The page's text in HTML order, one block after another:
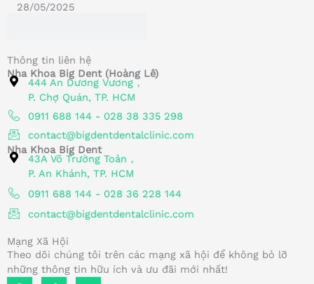
28/05/2025
Thông tin liên hệ
Nha Khoa Big Dent (Hoàng Lê)
444 An Dương Vương，
P. Chợ Quán, TP. HCM
0911 688 144 - 028 38 335 298
contact@bigdentdentalclinic.com
Nha Khoa Big Dent
43A Võ Trường Toản，
P. An Khánh, TP. HCM
0911 688 144 - 028 36 228 144
contact@bigdentdentalclinic.com
Mạng Xã Hội
Theo dõi chúng tôi trên các mạng xã hội để không bỏ lỡ
những thông tin hữu ích và ưu đãi mới nhất!